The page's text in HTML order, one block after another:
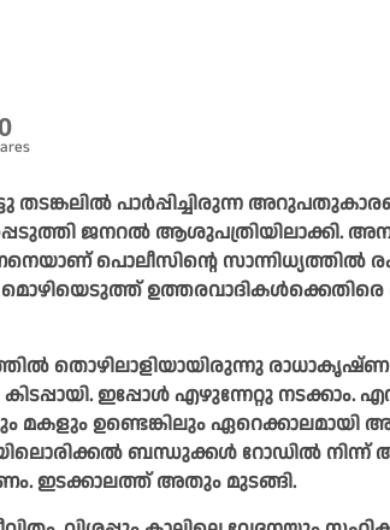
0
തടങ്കലിൽ പാർപ്പിച്ചിരുന്ന
ജനറൽ ആശുപത്രിയിലാക്കി.
പൊലീസിന്റെ സാന്നിധ്യത്തിൽ
തൊഴിലാളിയായിരുന്നു
കിടപ്പായി. ഇപ്പോൾ എഴുന്നേറ്റു
ഉണ്ടെങ്കിലും ഏറെക്കാലമായി
ബന്ധുക്കൾ റോഡിൽ നിന്ന്
ഇടക്കാലത്ത് അതും മുടങ്ങി.